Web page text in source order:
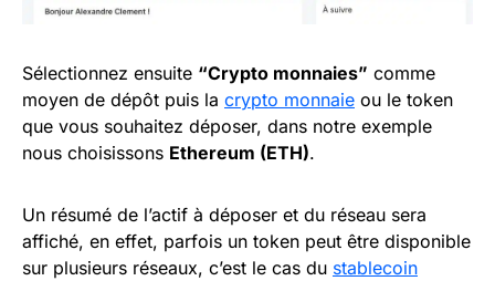
Sélectionnez ensuite “Crypto monnaies” comme
moyen de dépôt puis la crypto monnaie ou le token
que vous souhaitez déposer, dans notre exemple
nous choisissons Ethereum (ETH).
Un résumé de l’actif à déposer et du réseau sera
affiché, en effet, parfois un token peut être disponible
sur plusieurs réseaux, c’est le cas du stablecoin